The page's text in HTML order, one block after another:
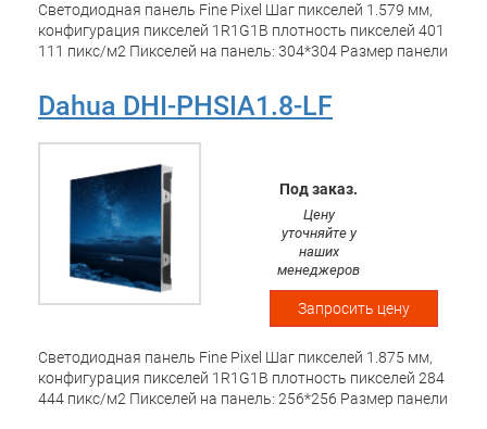
Светодиодная панель Fine Pixel Шаг пикселей 1.579 мм,
конфигурация пикселей 1R1G1B плотность пикселей 401
111 пикс/м2 Пикселей на панель: 304*304 Размер панели
настраиваемая 200-1000 кд/м2, контраст 4000:1, Углы
обзора 140/140 Частота видео: 50 к/с Частота
Dahua DHI-PHSIA1.8-LF
Светодиодная панель Fine Pixel Шаг пикселей 1.875 мм,
конфигурация пикселей 1R1G1B плотность пикселей 284
444 пикс/м2 Пикселей на панель: 256*256 Размер панели
Под заказ.
Цену
уточняйте у
наших
менеджеров
Запросить цену